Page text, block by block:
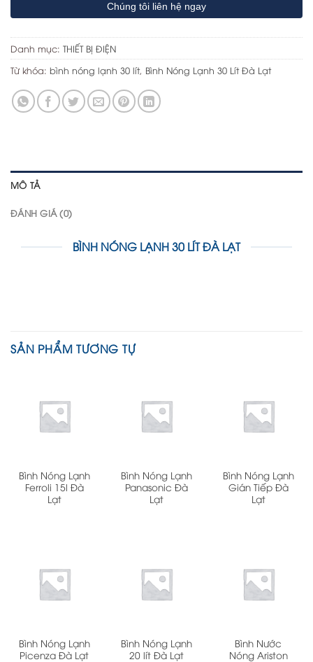
Chúng tôi liên hệ ngay
Danh mục: THIẾT BỊ ĐIỆN
Từ khóa: bình nóng lạnh 30 lít, Bình Nóng Lạnh 30 Lít Đà Lạt
MÔ TẢ
ĐÁNH GIÁ (0)
BÌNH NÓNG LẠNH 30 LÍT ĐÀ LẠT
SẢN PHẨM TƯƠNG TỰ
Bình Nóng Lạnh
Ferroli 15l Đà
Lạt
Bình Nóng Lạnh
Panasonic Đà
Lạt
Bình Nóng Lạnh
Gián Tiếp Đà
Lạt
Bình Nóng Lạnh
Picenza Đà Lạt
Bình Nóng Lạnh
20 lít Đà Lạt
Bình Nước
Nóng Ariston